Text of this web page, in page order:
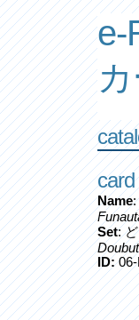
e-
card
Name:
Set:
ID:06-